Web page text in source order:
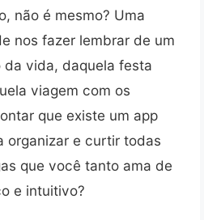
não é mesmo? Uma
nos fazer lembrar de um
vida, daquela festa
viagem com os
que existe um app
organizar e curtir todas
que você tanto ama de
e intuitivo?